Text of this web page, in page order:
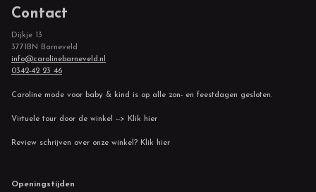
Contact
Dijkje 13
3771BN Barneveld
info@carolinebarneveld.nl
0342-42 23 46
Caroline mode voor baby & kind is op alle zon- en feestdagen gesloten.
Virtuele tour door de winkel --> Klik hier
Review schrijven over onze winkel? Klik hier
Openingstijden